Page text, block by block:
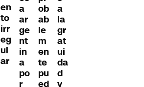
en
to
irr
eg
ul
ar
a
ar
ge
nt
in
a
po
r
ob
ab
le
m
en
te
pu
ed
a
la
gr
at
ui
da
d
y